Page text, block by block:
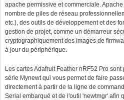
apache permissive et commerciale.
nombre de piles de réseau
etc.), des outils de développement et des
gestion de projet, comme un démarreur
cryptographiquement des images de
à jour du périphérique.
Les cartes Adafruit Feather nRF52 Pro
série Mynewt qui vous permet de faire
directement à partir de la ligne de
Serial embarqué et de l'outil 'newtmgr' afin